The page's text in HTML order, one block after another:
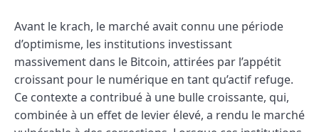
Avant le krach, le marché avait connu une période
d’optimisme, les institutions investissant
massivement dans le Bitcoin, attirées par l’appétit
croissant pour le numérique en tant qu’actif refuge.
Ce contexte a contribué à une bulle croissante, qui,
combinée à un effet de levier élevé, a rendu le marché